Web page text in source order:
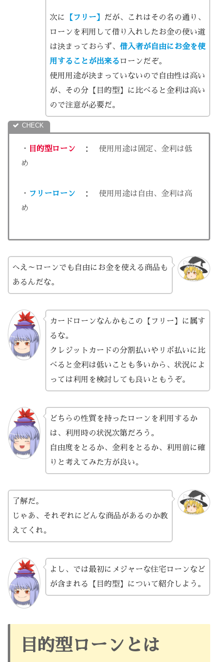
次に 【フリー】
だが、これはその名の通り、
ローンを利用して借り入れしたお金の使い道
は決まっておらず、 借入者が自由にお金を使
用することが出来る ローンだぞ。
使用用途が決まっていないので自由性は高い
が、その分【目的型】に比べると金利は高い
ので注意が必要だ。
・ 目的型ローン ： 使用用途は固定、金利は低
め
・ フリーローン ： 使用用途は自由、金利は高
め
へえ～ローンでも自由にお金を使える商品も
あるんだな。
カードローンなんかもこの【フリー】に属す
るな。
クレジットカードの分割払いやリボ払いに比
べると金利は低いことも多いから、状況によ
っては利用を検討しても良いともうぞ。
どちらの性質を持ったローンを利用するか
は、利用時の状況次第だろう。
自由度をとるか、金利をとるか、利用前に確
りと考えてみた方が良い。
了解だ。
じゃあ、それぞれにどんな商品があるのか教
えてくれ。
よし、では最初にメジャーな住宅ローンなど
が含まれる【目的型】について紹介しよう。
目的型ローンとは